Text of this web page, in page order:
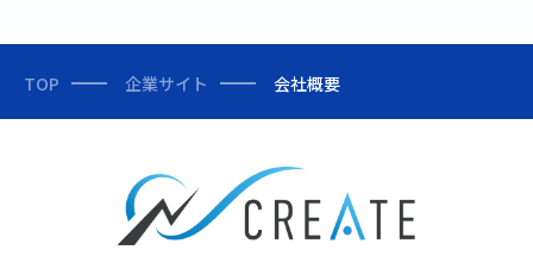
TOP 企業サイト 会社概要